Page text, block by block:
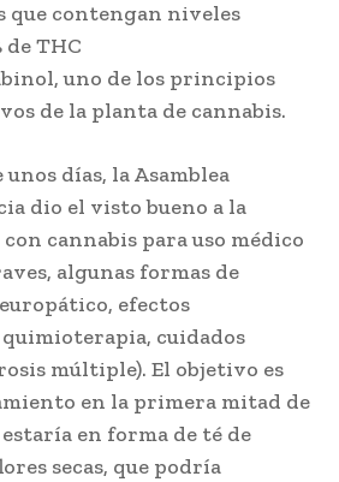
que contengan niveles
de THC
uno de los principios
de la planta de cannabis.
días, la Asamblea
dio el visto bueno a la
cannabis para uso médico
algunas formas de
efectos
cuidados
múltiple). El objetivo es
en la primera mitad de
en forma de té de
secas, que podría